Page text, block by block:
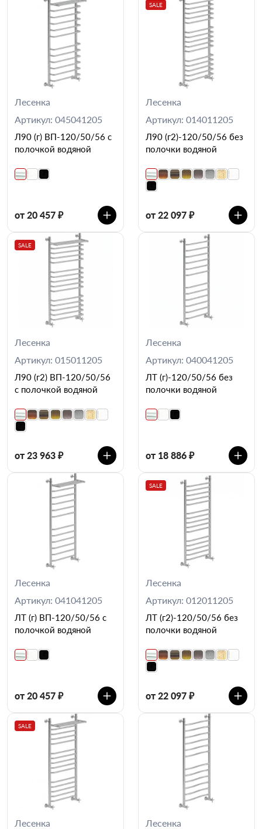
Лесенка
Артикул: 045041205
Л90 (г) ВП-120/50/56 с
полочкой водяной
от 20 457 ₽
SALE
Лесенка
Артикул: 014011205
Л90 (г2)-120/50/56 без
полочки водяной
от 22 097 ₽
SALE
Лесенка
Артикул: 015011205
Л90 (г2) ВП-120/50/56
с полочкой водяной
от 23 963 ₽
Лесенка
Артикул: 040041205
ЛТ (г)-120/50/56 без
полочки водяной
от 18 886 ₽
Лесенка
Артикул: 041041205
ЛТ (г) ВП-120/50/56 с
полочкой водяной
от 20 457 ₽
SALE
Лесенка
Артикул: 012011205
ЛТ (г2)-120/50/56 без
полочки водяной
от 22 097 ₽
SALE
Лесенка
Лесенка